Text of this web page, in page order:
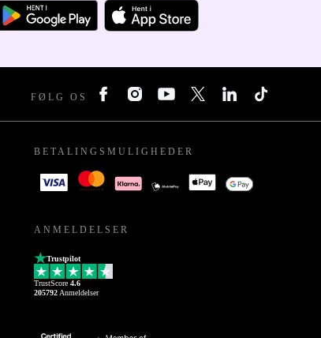
FØLG OS
BETALINGSMULIGHEDER
ANMELDELSER
Trustpilot
TrustScore 4.6
205792 Anmeldelser